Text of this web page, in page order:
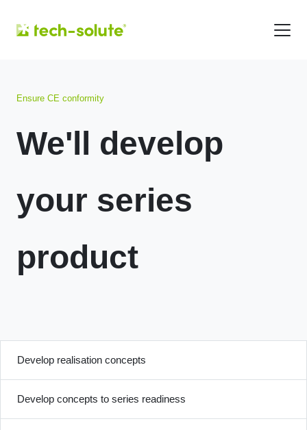
Ensure CE conformity
We'll develop
your series
product
Develop realisation concepts
Develop concepts to series readiness